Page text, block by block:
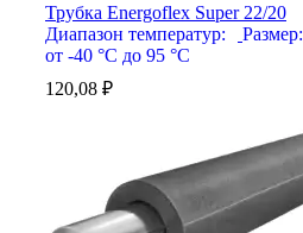
Трубка Energoflex Super 22/20
Диапазон температур:
от -40 °С до 95 °С
Размер:
120,08 ₽